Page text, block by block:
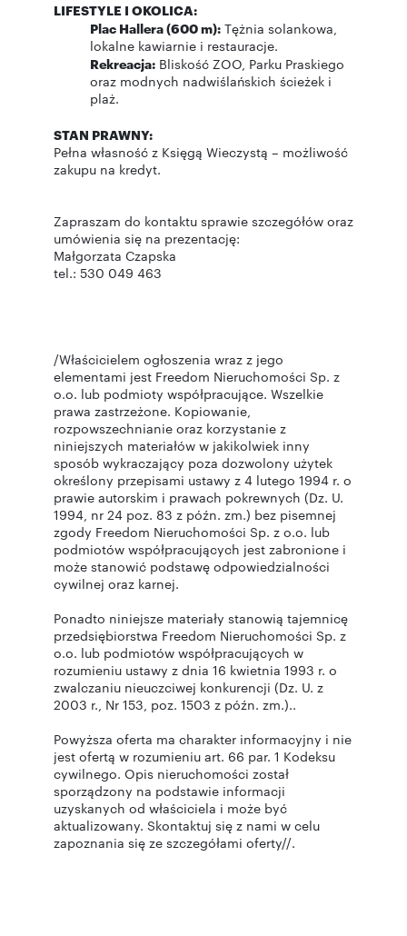
LIFESTYLE I OKOLICA:
Plac Hallera (600 m): Tężnia solankowa,
lokalne kawiarnie i restauracje.
Rekreacja: Bliskość ZOO, Parku Praskiego
oraz modnych nadwiślańskich ścieżek i
plaż.
STAN PRAWNY:
Pełna własność z Księgą Wieczystą – możliwość
zakupu na kredyt.
Zapraszam do kontaktu sprawie szczegółów oraz
umówienia się na prezentację:
Małgorzata Czapska
tel.: 530 049 463
/Właścicielem ogłoszenia wraz z jego
elementami jest Freedom Nieruchomości Sp. z
o.o. lub podmioty współpracujące. Wszelkie
prawa zastrzeżone. Kopiowanie,
rozpowszechnianie oraz korzystanie z
niniejszych materiałów w jakikolwiek inny
sposób wykraczający poza dozwolony użytek
określony przepisami ustawy z 4 lutego 1994 r. o
prawie autorskim i prawach pokrewnych (Dz. U.
1994, nr 24 poz. 83 z późn. zm.) bez pisemnej
zgody Freedom Nieruchomości Sp. z o.o. lub
podmiotów współpracujących jest zabronione i
może stanowić podstawę odpowiedzialności
cywilnej oraz karnej.
Ponadto niniejsze materiały stanowią tajemnicę
przedsiębiorstwa Freedom Nieruchomości Sp. z
o.o. lub podmiotów współpracujących w
rozumieniu ustawy z dnia 16 kwietnia 1993 r. o
zwalczaniu nieuczciwej konkurencji (Dz. U. z
2003 r., Nr 153, poz. 1503 z późn. zm.)..
Powyższa oferta ma charakter informacyjny i nie
jest ofertą w rozumieniu art. 66 par. 1 Kodeksu
cywilnego. Opis nieruchomości został
sporządzony na podstawie informacji
uzyskanych od właściciela i może być
aktualizowany. Skontaktuj się z nami w celu
zapoznania się ze szczegółami oferty//.